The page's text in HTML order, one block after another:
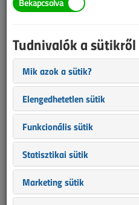
Teljesen megújult az E.ON
Máriaremete, Remeteszőlős,
Pilisszentiván, Pilisvörösvár,
Tudnivalók a sütikről
Mik azok a sütik?
Elengedhetetlen sütik
Funkcionális sütik
Statisztikai sütik
Marketing sütik